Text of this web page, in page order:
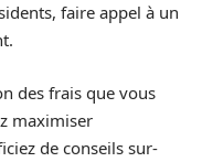
faire appel à un
des frais que vous
maximiser
de conseils sur-